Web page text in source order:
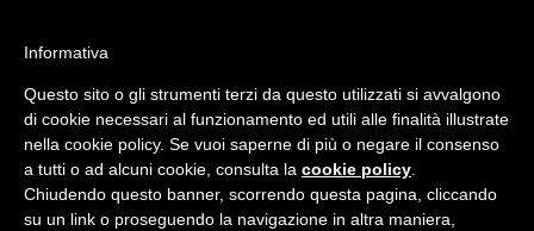
Mondo Italiano nel Mondo
LE INTERVISTE SONO AGLI ITALIANI CHE
RICOPRONO RUOLI ISTITUZIONALI, A
QUELLI CHE RAPPRESENTANO LA SOCIETÀ E
A CHI È UN "COMUNE CITTADINO" ...
Informativa
Questo sito o gli strumenti terzi da questo utilizzati si avvalgono
di cookie necessari al funzionamento ed utili alle finalità illustrate
nella cookie policy. Se vuoi saperne di più o negare il consenso
a tutti o ad alcuni cookie, consulta la cookie policy
Chiudendo questo banner, scorrendo questa pagina, cliccando
su un link o proseguendo la navigazione in altra maniera,